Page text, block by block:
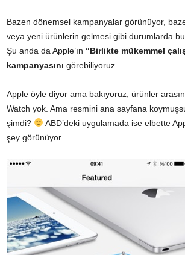
Bazen dönemsel kampanyalar görünüyor,
veya yeni ürünlerin gelmesi gibi durumlarda
Şu anda da Apple’ın “Birlikte mükemmel
kampanyasını görebiliyoruz.
Apple öyle diyor ama bakıyoruz, ürünler
Watch yok. Ama resmini ana sayfana
şimdi?
ABD’deki uygulamada ise elbette
şey görünüyor.